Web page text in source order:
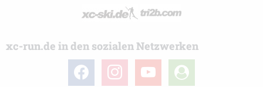
xc-run.de in den sozialen Netzwerken
facebook instagramyoutube
user-
circle